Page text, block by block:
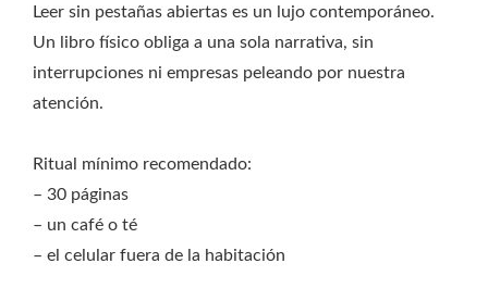
Leer sin pestañas abiertas es un lujo contemporáneo.
Un libro físico obliga a una sola narrativa, sin
interrupciones ni empresas peleando por nuestra
atención.
Ritual mínimo recomendado:
– 30 páginas
– un café o té
– el celular fuera de la habitación